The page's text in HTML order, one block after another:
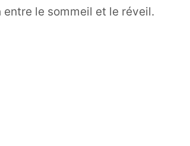
le sommeil et le réveil.